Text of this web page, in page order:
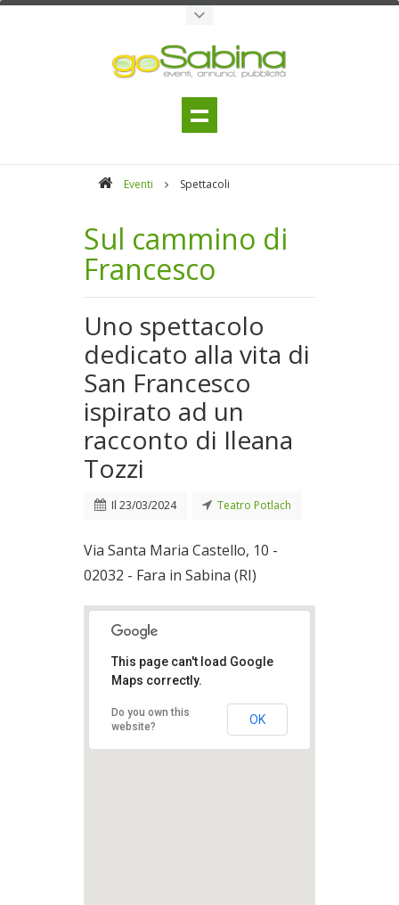
Eventi Spettacoli
Sul cammino di
Francesco
Uno spettacolo
dedicato alla vita di
San Francesco
ispirato ad un
racconto di Ileana
Tozzi
Il 23/03/2024 Teatro Potlach
Via Santa Maria Castello, 10 -
02032 - Fara in Sabina (RI)
This page can't load Google
Maps correctly.
Do you own this
website?
OK